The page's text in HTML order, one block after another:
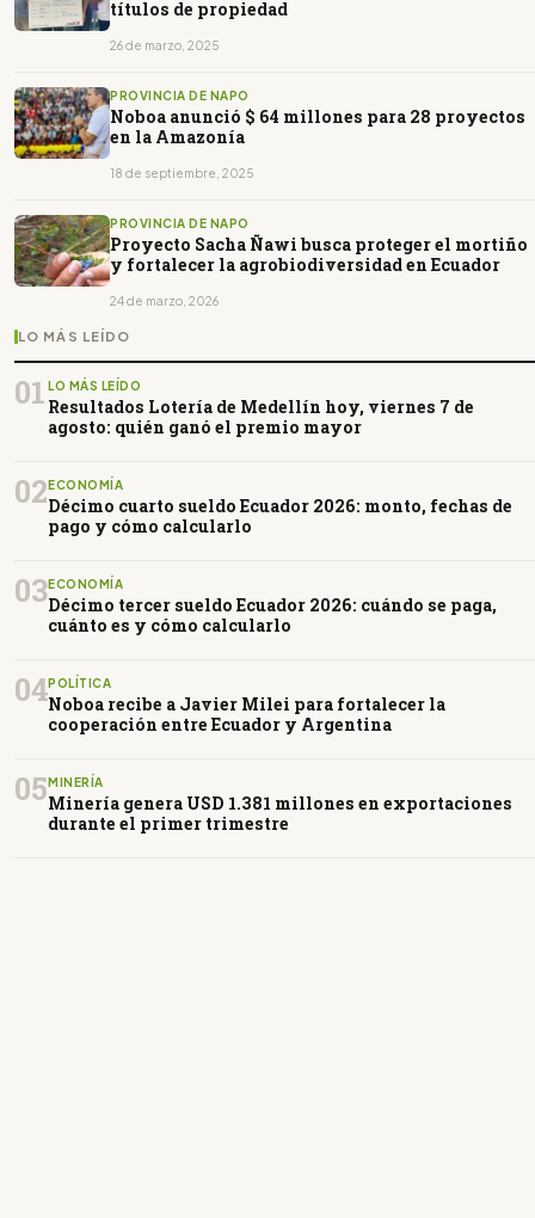
títulos de propiedad
26 de marzo, 2025
PROVINCIA DE NAPO
Noboa anunció $ 64 millones para 28 proyectos
en la Amazonía
18 de septiembre, 2025
PROVINCIA DE NAPO
Proyecto Sacha Ñawi busca proteger el mortiño
y fortalecer la agrobiodiversidad en Ecuador
24 de marzo, 2026
LO MÁS LEÍDO
01 LO MÁS LEÍDO
Resultados Lotería de Medellín hoy, viernes 7 de
agosto: quién ganó el premio mayor
02 ECONOMÍA
Décimo cuarto sueldo Ecuador 2026: monto, fechas de
pago y cómo calcularlo
03ECONOMÍA
Décimo tercer sueldo Ecuador 2026: cuándo se paga,
cuánto es y cómo calcularlo
04POLÍTICA
Noboa recibe a Javier Milei para fortalecer la
cooperación entre Ecuador y Argentina
05 MINERÍA
Minería genera USD 1.381 millones en exportaciones
durante el primer trimestre